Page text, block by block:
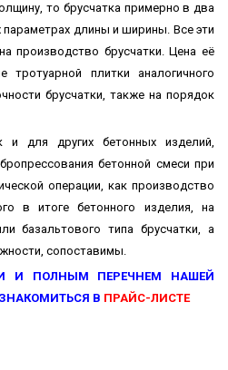
то брусчатка примерно в два
длины и ширины. Все эти
производство брусчатки. Цена её
плитки аналогичного
брусчатки, также на порядок
для других бетонных изделий,
бетонной смеси при
операции, как производство
в итоге бетонного изделия, на
базальтового типа брусчатки, а
сопоставимы.
И ПОЛНЫМ ПЕРЕЧНЕМ НАШЕЙ
В ПРАЙС-ЛИСТЕ